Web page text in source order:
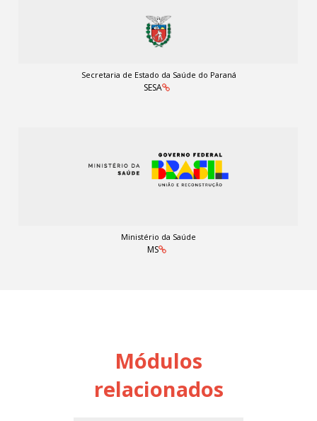
Secretaria de Estado da Saúde do Paraná
SESA
Ministério da Saúde
MS
Módulos
relacionados